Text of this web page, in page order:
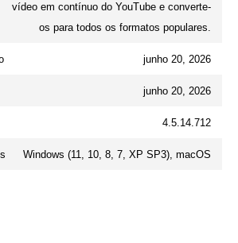
vídeo em contínuo do YouTube e converte-
os para todos os formatos populares.
junho 20, 2026
junho 20, 2026
4.5.14.712
Windows (11, 10, 8, 7, XP SP3), macOS